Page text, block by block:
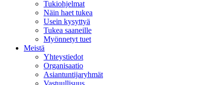
Tukiohjelmat
Näin haet tukea
Usein kysyttyä
Tukea saaneille
Myönnetyt tuet
Meistä
Yhteystiedot
Organisaatio
Asiantuntijaryhmät
Vastuullisuus